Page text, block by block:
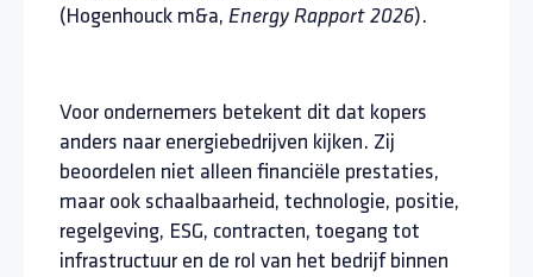
(Hogenhouck m&a, Energy Rapport 2026).
Voor ondernemers betekent dit dat kopers
anders naar energiebedrijven kijken. Zij
beoordelen niet alleen financiële prestaties,
maar ook schaalbaarheid, technologie, positie,
regelgeving, ESG, contracten, toegang tot
infrastructuur en de rol van het bedrijf binnen